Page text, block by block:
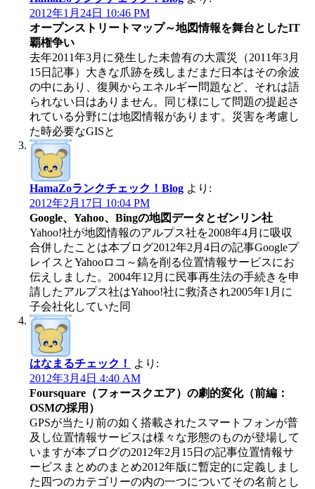
2012年1月24日 10:46 PM
オープンストリートマップ～地図情報を舞台としたIT
覇権争い
去年2011年3月に発生した未曾有の大震災（2011年3月
15日記事）大きな爪跡を残しまだまだ日本はその余波
の中にあり、復興からエネルギー問題など、それは語
られない日はありません。同じ様にして問題の提起さ
れている分野には地図情報があります。災害を考慮し
た時必要なGISと
HamaZoランクチェック！Blog より:
2012年2月17日 10:04 PM
Google、Yahoo、Bingの地図データとゼンリン社
Yahoo!社が地図情報のアルプス社を2008年4月に吸収
合併したことは本ブログ2012年2月4日の記事Googleプ
レイスとYahooロコ～鎬を削る位置情報サービスにお
伝えしました。2004年12月に民事再生法の手続きを申
請したアルプス社はYahoo!社に救済され2005年1月に
子会社化していた同
はなまるチェック！
より:
2012年3月4日 4:40 AM
Foursquare（フォースクエア）の劇的変化（前編：
OSMの採用）
GPSが当たり前の如く搭載されたスマートフォンが普
及し位置情報サービスは様々な形態のものが登場して
いますが本ブログの2012年2月15日の記事位置情報サ
ービスまとめのまとめ2012年版に暫定的に定義しまし
た四つのカテゴリーの内の一つについてその名前とし